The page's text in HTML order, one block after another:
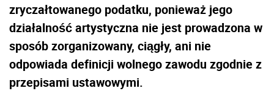
zryczałtowanego podatku, ponieważ jego
działalność artystyczna nie jest prowadzona w
sposób zorganizowany, ciągły, ani nie
odpowiada definicji wolnego zawodu zgodnie z
przepisami ustawowymi.